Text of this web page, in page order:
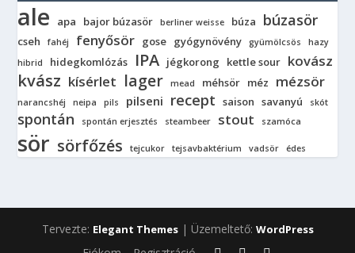
ale apa bajor búzasör berliner weisse búza búzasör
cseh fahéj fenyősör gose gyógynövény gyümölcsös
hazy
hibrid
hidegkomlózás IPA jégkorong kettle sour kovász
kvász kísérlet lager mead méhsör méz mézsör
narancshéj neipa pils pilseni recept saison savanyú skót
spontán spontán erjesztés steambeer stout szamóca
sör sörfőzés tejcukor tejsavbaktérium vadsör édes
Tervezte: Elegant Themes| Üzemeltető: WordPress